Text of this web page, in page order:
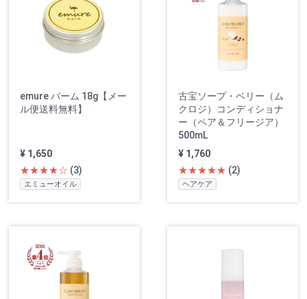
emure バーム 18g【メー
ル便送料無料】
¥ 1,650
★★★★☆ (3)
エミューオイル
古宝ソープ・ベリー（ム
クロジ）コンディショナ
ー（ペア＆フリージア）
500mL
¥ 1,760
★★★★★ (2)
ヘアケア